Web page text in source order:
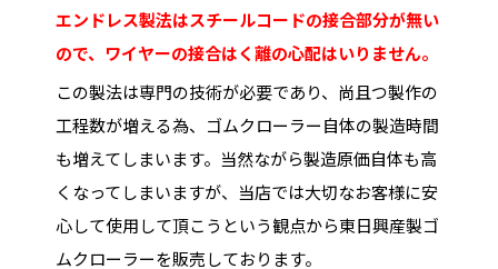
エンドレス製法はスチールコードの接合部分が無い
ので、ワイヤーの接合はく離の心配はいりません。
この製法は専門の技術が必要であり、尚且つ製作の
工程数が増える為、ゴムクローラー自体の製造時間
も増えてしまいます。当然ながら製造原価自体も高
くなってしまいますが、当店では大切なお客様に安
心して使用して頂こうという観点から東日興産製ゴ
ムクローラーを販売しております。